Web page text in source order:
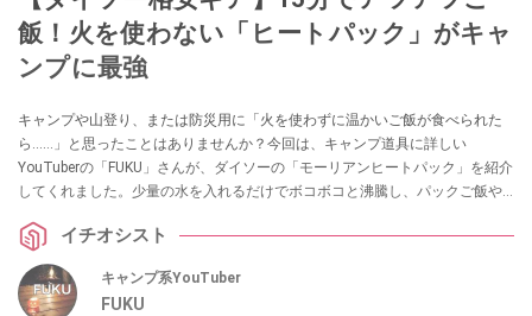
飯！火を使わない「ヒートパック」がキャ
ンプに最強
キャンプや山登り、または防災用に「火を使わずに温かいご飯が食べられた
ら……」と思ったことはありませんか？今回は、キャンプ道具に詳しい
YouTuberの「FUKU」さんが、ダイソーの「モーリアンヒートパック」を紹介
してくれました。少量の水を入れるだけでボコボコと沸騰し、パックご飯や
を見直したい方は必見です！
イチオシスト
キャンプ系YouTuber
FUKU